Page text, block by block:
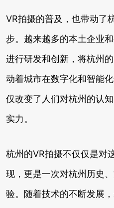
VR拍摄的普及，也带动了
步。越来越多的本土企业
进行研发和创新，将杭州
动着城市在数字化和智能
仅改变了人们对杭州的认
实力。
杭州的VR拍摄不仅仅是对
现，更是一次对杭州历史
验。随着技术的不断发展